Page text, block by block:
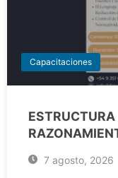
Capacitaciones
7 agosto, 2026